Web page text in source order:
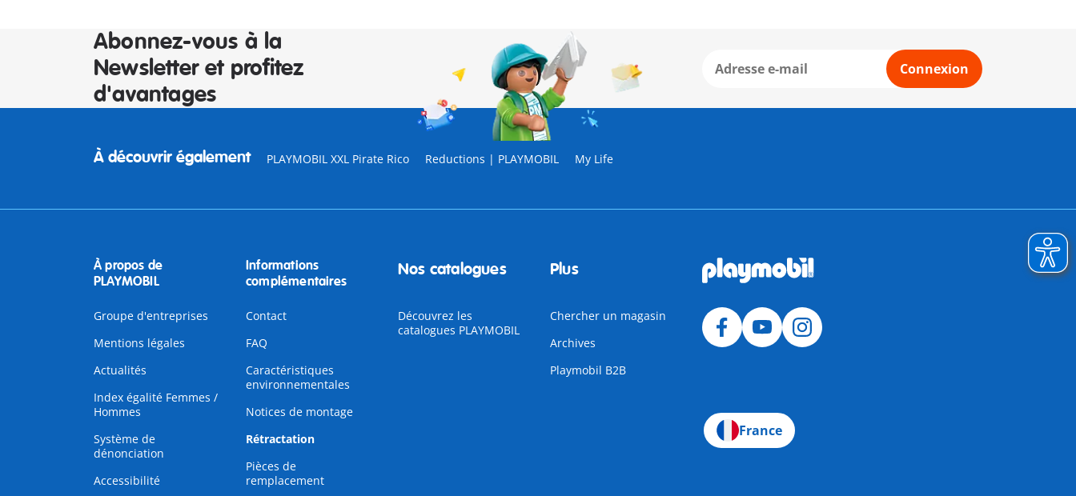
Abonnez-vous à la
Newsletter et profitez
d'avantages
Connexion
À découvrir également PLAYMOBIL XXL Pirate Rico Reductions | PLAYMOBIL My Life
À propos de
PLAYMOBIL
Groupe d'entreprises
Mentions légales
Actualités
Index égalité Femmes /
Hommes
Système de
dénonciation
Accessibilité
Informations
complémentaires
Contact
FAQ
Caractéristiques
environnementales
Notices de montage
Rétractation
Pièces de
remplacement
Nos catalogues
Découvrez les
catalogues PLAYMOBIL
Plus
Chercher un magasin
Archives
Playmobil B2B
France